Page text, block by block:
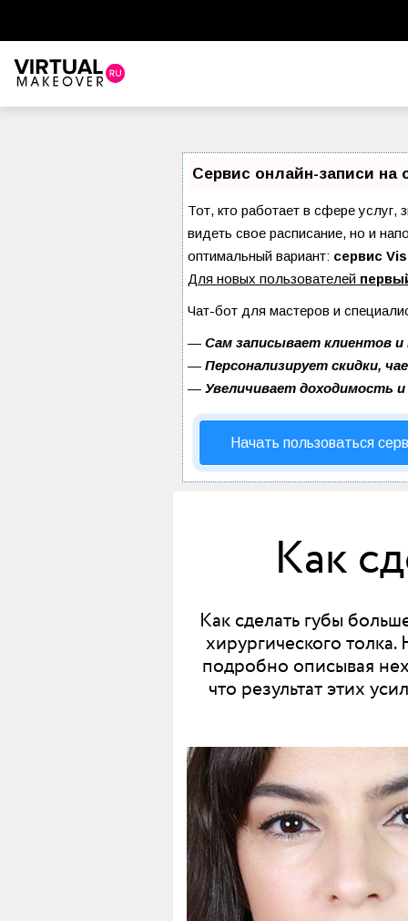
Сервис онлайн-записи на
Тот, кто работает в сфере услуг,
видеть свое расписание, но и
оптимальный вариант: сервис
Для новых пользователей
Чат-бот для мастеров и
— Сам записывает клиентов
— Персонализирует скидки,
— Увеличивает доходимость
Начать пользоваться
Как
Как сделать губы
хирургического
подробно описывая
что результат этих